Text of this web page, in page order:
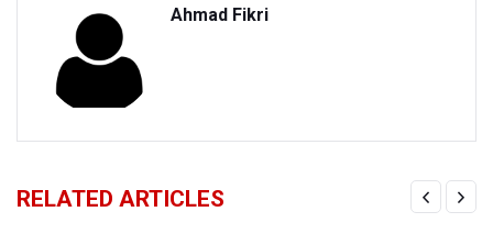
Ahmad Fikri
RELATED ARTICLES